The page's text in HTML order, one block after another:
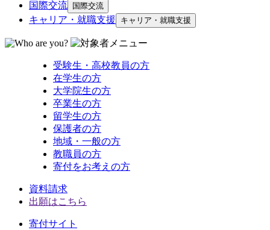
国際交流 国際交流
キャリア・就職支援 キャリア・就職支援
受験生・高校教員の方
在学生の方
大学院生の方
卒業生の方
留学生の方
保護者の方
地域・一般の方
教職員の方
寄付をお考えの方
資料請求
出願はこちら
寄付サイト